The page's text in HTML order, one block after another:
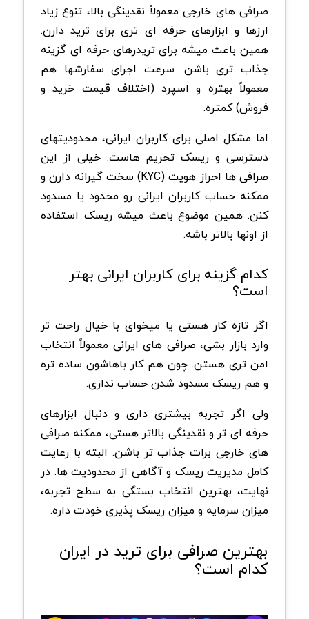
صرافی های خارجی معمولاً نقدینگی بالا، تنوع زیاد
ارزها و ابزارهای حرفه ای تری برای ترید دارن.
همین باعث میشه برای تریدرهای حرفه ای گزینه
جذاب تری باشن. سرعت اجرای سفارشها هم
معمولاً بهتره و اسپرد (اختلاف قیمت خرید و
فروش) کمتره.
اما مشکل اصلی برای کاربران ایرانی، محدودیتهای
دسترسی و ریسک تحریم هاست. خیلی از این
صرافی ها احراز هویت (KYC) سخت گیرانه دارن و
ممکنه حساب کاربران ایرانی رو محدود یا مسدود
کنن. همین موضوع باعث میشه ریسک استفاده
از اونها بالاتر باشه.
کدام گزینه برای کاربران ایرانی بهتر
است؟
اگر تازه کار هستی یا میخوای با خیال راحت تر
وارد بازار بشی، صرافی های ایرانی معمولاً انتخاب
امن تری هستن. چون هم کار باهاشون ساده تره
و هم ریسک مسدود شدن حساب نداری.
ولی اگر تجربه بیشتری داری و دنبال ابزارهای
حرفه ای تر و نقدینگی بالاتر هستی، ممکنه صرافی
های خارجی برات جذاب تر باشن. البته با رعایت
کامل مدیریت ریسک و آگاهی از محدودیت ها. در
نهایت، بهترین انتخاب بستگی به سطح تجربه،
میزان سرمایه و میزان ریسک پذیری خودت داره.
بهترین صرافی برای ترید در ایران
کدام است؟